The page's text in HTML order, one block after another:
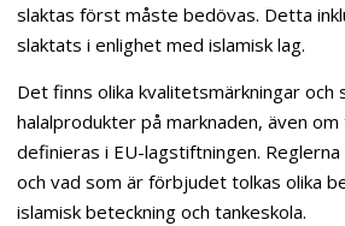
slaktas först måste bedövas. Detta
slaktats i enlighet med islamisk lag.
Det finns olika kvalitetsmärkningar
halalprodukter på marknaden, även om
definieras i EU-lagstiftningen.
och vad som är förbjudet tolkas olika
islamisk beteckning och tankeskola.